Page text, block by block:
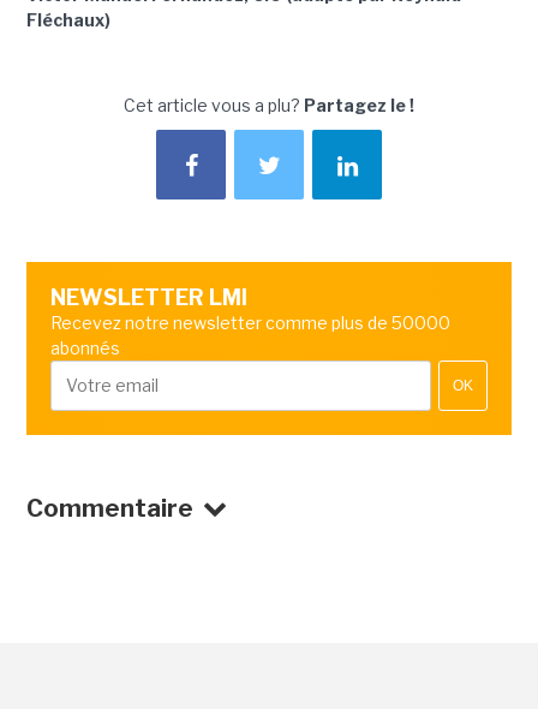
Fléchaux)
Cet article vous a plu? Partagez le !
NEWSLETTER LMI
Recevez notre newsletter comme plus de 50000
abonnés
OK
Commentaire